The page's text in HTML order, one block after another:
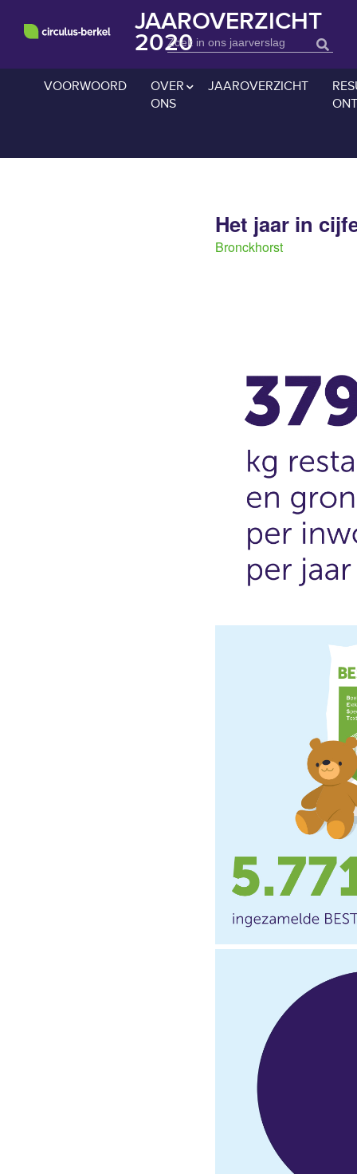
JAAROVERZICHT
2020
VOORWOORD
OVER
ONS
JAAROVERZICHT
Het jaar in
Bronckhorst